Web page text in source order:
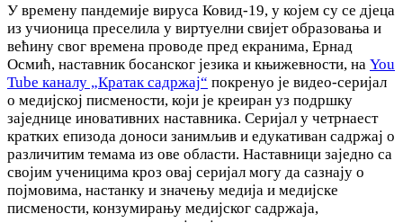
У времену пандемије вируса Ковид-19, у којем су се дјеца
из учионица преселила у виртуелни свијет образовања и
већину свог времена проводе пред екранима, Ернад
Осмић, наставник босанског језика и књижевности, на You
Tube каналу „Кратак садржај“ покренуо је видео-серијал
о медијској писмености, који је креиран уз подршку
заједнице иновативних наставника. Серијал у четрнаест
кратких епизода доноси занимљив и едукативан садржај о
различитим темама из ове области. Наставници заједно са
својим ученицима кроз овај серијал могу да сазнају о
појмовима, настанку и значењу медија и медијске
писмености, конзумирању медијског садржаја,